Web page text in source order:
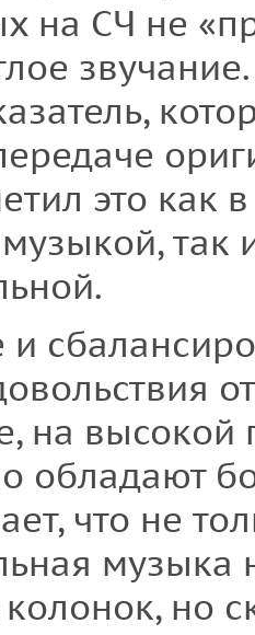
на СЧ не
это как
так
и
на высокой
обладают
что не
музыка
но